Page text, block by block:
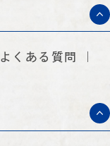
よくある質問